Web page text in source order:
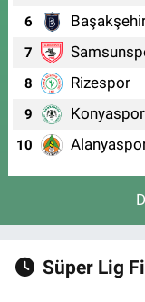
6
7
8 Rizespor
9 Konyaspor
10
Süper Lig